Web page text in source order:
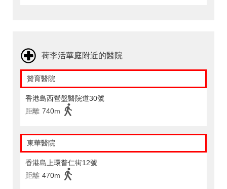
荷李活華庭附近的醫院
贊育醫院
香港島西營盤醫院道30號
距離 740m
東華醫院
香港島上環普仁街12號
距離 470m